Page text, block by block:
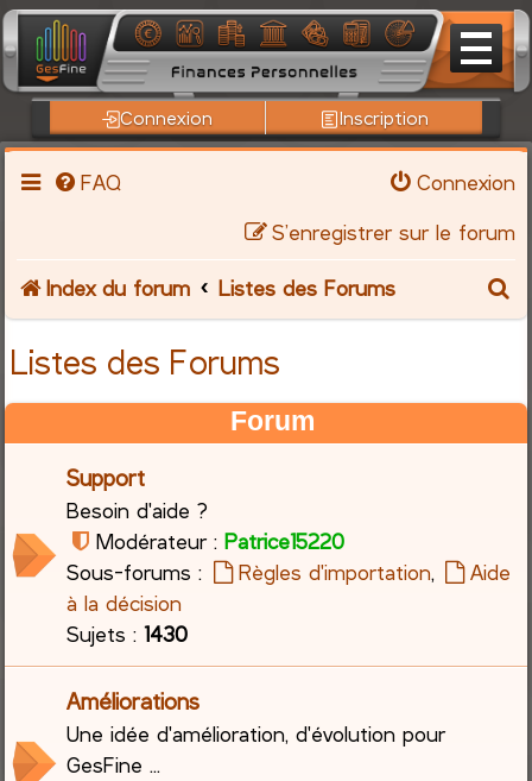
Connexion Inscription
FAQ
Connexion
S’enregistrer sur le forum
Index du forum Listes des Forums
Listes des Forums
Forum
Support
Besoin d'aide ?
Modérateur : Patrice15220
Sous-forums :
Règles d'importation,
Aide
à la décision
Sujets :1430
Améliorations
Une idée d'amélioration, d'évolution pour
GesFine ...